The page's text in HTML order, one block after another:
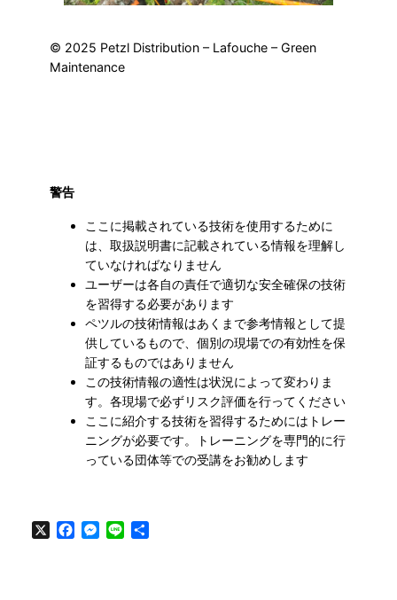
© 2025 Petzl Distribution – Lafouche – Green
Maintenance
警告
ここに掲載されている技術を使用するために
は、取扱説明書に記載されている情報を理解し
ていなければなりません
ユーザーは各自の責任で適切な安全確保の技術
を習得する必要があります
ペツルの技術情報はあくまで参考情報として提
供しているもので、個別の現場での有効性を保
証するものではありません
この技術情報の適性は状況によって変わりま
す。各現場で必ずリスク評価を行ってください
ここに紹介する技術を習得するためにはトレー
ニングが必要です。トレーニングを専門的に行
っている団体等での受講をお勧めします
Facebook
Messenger
Line